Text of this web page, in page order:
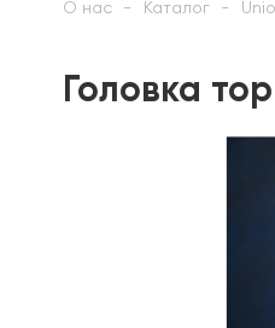
О нас Каталог
Головка